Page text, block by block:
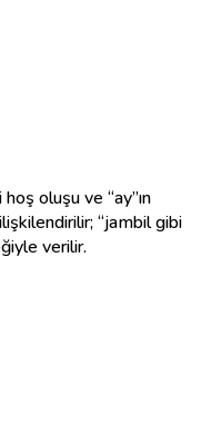
oluşu ve “ay”ın
“jambil gibi
verilir.